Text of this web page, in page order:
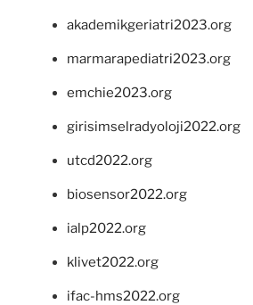
akademikgeriatri2023.org
marmarapediatri2023.org
emchie2023.org
girisimselradyoloji2022.org
utcd2022.org
biosensor2022.org
ialp2022.org
klivet2022.org
ifac-hms2022.org